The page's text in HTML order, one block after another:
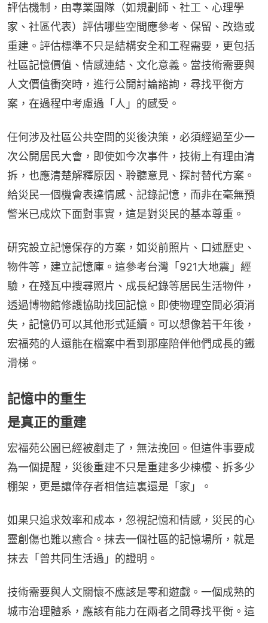
評估機制，由專業團隊（如規劃師、社工、心理學
家、社區代表）評估哪些空間應參考、保留、改造或
重建。評估標準不只是結構安全和工程需要，更包括
社區記憶價值、情感連結、文化意義。當技術需要與
人文價值衝突時，進行公開討論諮詢，尋找平衡方
案，在過程中考慮過「人」的感受。
任何涉及社區公共空間的災後決策，必須經過至少一
次公開居民大會，即使如今次事件，技術上有理由清
拆，也應清楚解釋原因、聆聽意見、探討替代方案。
給災民一個機會表達情感、記錄記憶，而非在毫無預
警米已成炊下面對事實，這是對災民的基本尊重。
研究設立記憶保存的方案，如災前照片、口述歷史、
物件等，建立記憶庫。這參考台灣「921大地震」經
驗，在殘瓦中搜尋照片、成長紀錄等居民生活物件，
透過博物館修護協助找回記憶。即使物理空間必須消
失，記憶仍可以其他形式延續。可以想像若干年後，
宏福苑的人還能在檔案中看到那座陪伴他們成長的鐵
滑梯。
記憶中的重生
是真正的重建
宏福苑公園已經被剷走了，無法挽回。但這件事要成
為一個提醒，災後重建不只是重建多少棟樓、拆多少
棚架，更是讓倖存者相信這裏還是「家」。
如果只追求效率和成本，忽視記憶和情感，災民的心
靈創傷也難以癒合。抹去一個社區的記憶場所，就是
抹去「曾共同生活過」的證明。
技術需要與人文關懷不應該是零和遊戲。一個成熟的
城市治理體系，應該有能力在兩者之間尋找平衡。這